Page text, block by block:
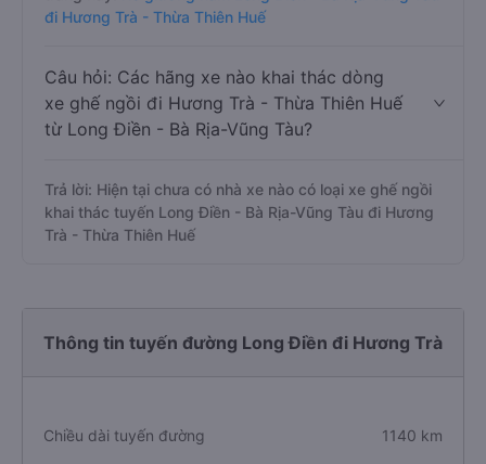
đi Hương Trà - Thừa Thiên Huế
Câu hỏi: Các hãng xe nào khai thác dòng
xe ghế ngồi đi Hương Trà - Thừa Thiên Huế
từ Long Điền - Bà Rịa-Vũng Tàu?
Trả lời: Hiện tại chưa có nhà xe nào có loại xe ghế ngồi
khai thác tuyến Long Điền - Bà Rịa-Vũng Tàu đi Hương
Trà - Thừa Thiên Huế
Thông tin tuyến đường Long Điền đi Hương Trà
Chiều dài tuyến đường 1140 km